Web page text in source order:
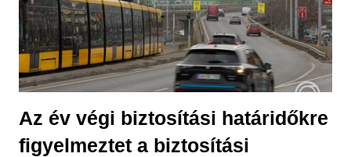
Az év végi biztosítási határidőkre
figyelmeztet a biztosítási